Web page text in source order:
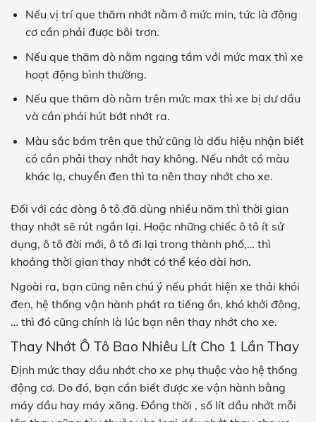
Nếu vị trí que thăm nhớt nằm ở mức min, tức là động
cơ cần phải được bôi trơn.
Nếu que thăm dò nằm ngang tầm với mức max thì xe
hoạt động bình thường.
Nếu que thăm dò nằm trên mức max thì xe bị dư dầu
và cần phải hút bớt nhớt ra.
Màu sắc bám trên que thử cũng là dấu hiệu nhận biết
có cần phải thay nhớt hay không. Nếu nhớt có màu
khác lạ, chuyển đen thì ta nên thay nhớt cho xe.
Đối với các dòng ô tô đã dùng nhiều năm thì thời gian
thay nhớt sẽ rút ngắn lại. Hoặc những chiếc ô tô ít sử
dụng, ô tô đời mới, ô tô đi lại trong thành phố,… thì
khoảng thời gian thay nhớt có thể kéo dài hơn.
Ngoài ra, bạn cũng nên chú ý nếu phát hiện xe thải khói
đen, hệ thống vận hành phát ra tiếng ồn, khó khởi động,
… thì đó cũng chính là lúc bạn nên thay nhớt cho xe.
Thay Nhớt Ô Tô Bao Nhiêu Lít Cho 1 Lần Thay
Định mức thay dầu nhớt cho xe phụ thuộc vào hệ thống
động cơ. Do đó, bạn cần biết được xe vận hành bằng
máy dầu hay máy xăng. Đồng thời , số lít dầu nhớt mỗi